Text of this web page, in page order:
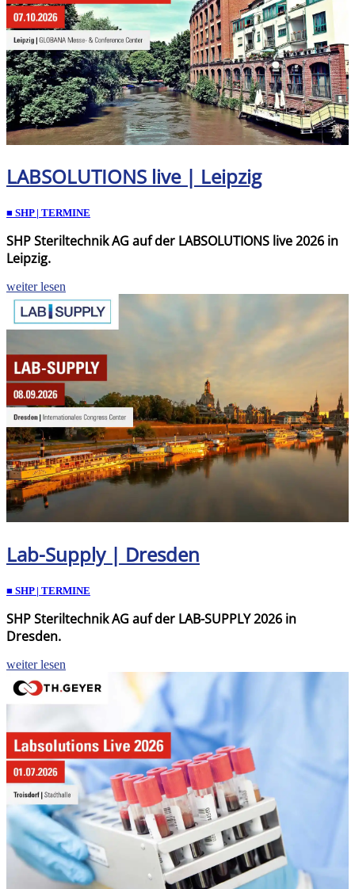
LABSOLUTIONS live | Leipzig
■ SHP | TERMINE
SHP Steriltechnik AG auf der LABSOLUTIONS live 2026 in
Leipzig.
weiter lesen
Lab-Supply | Dresden
■ SHP | TERMINE
SHP Steriltechnik AG auf der LAB-SUPPLY 2026 in
Dresden.
weiter lesen